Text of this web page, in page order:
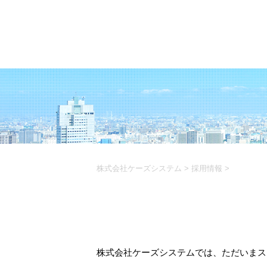
株式会社ケーズシステム > 採用情報 >
株式会社ケーズシステムでは、ただいま